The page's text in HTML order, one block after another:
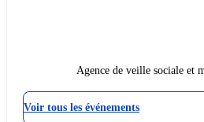
Agence de veille sociale et
Voir tous les événements